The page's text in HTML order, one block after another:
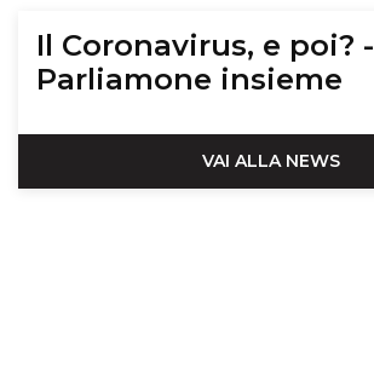
Il Coronavirus, e poi? -
Parliamone insieme
VAI ALLA NEWS